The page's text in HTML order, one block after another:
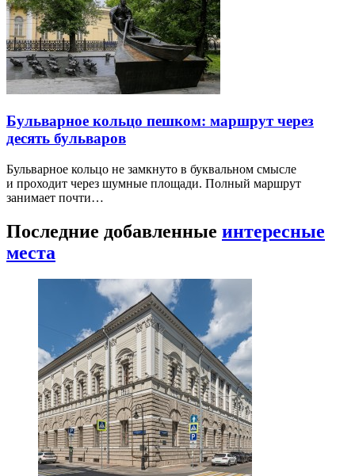
Бульварное кольцо пешком: маршрут через
десять бульваров
Бульварное кольцо не замкнуто в буквальном смысле
и проходит через шумные площади. Полный маршрут
занимает почти…
Последние добавленные интересные
места